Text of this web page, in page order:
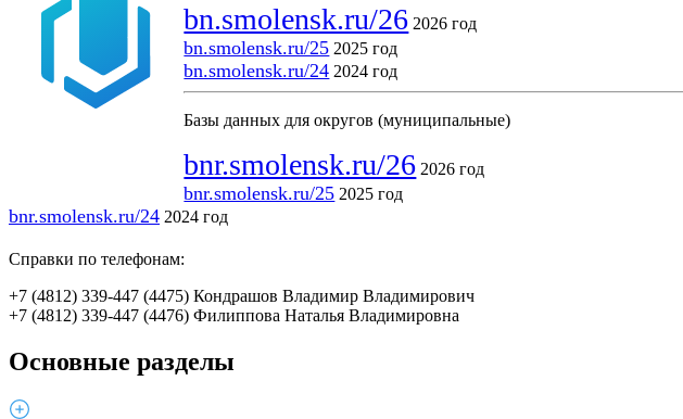
bn.smolensk.ru/26 2026 год
bn.smolensk.ru/25 2025 год
bn.smolensk.ru/24 2024 год
Базы данных для округов (муниципальные)
bnr.smolensk.ru/26 2026 год
bnr.smolensk.ru/25 2025 год
bnr.smolensk.ru/24 2024 год
Справки по телефонам:
+7 (4812) 339-447 (4475) Кондрашов Владимир Владимирович
+7 (4812) 339-447 (4476) Филиппова Наталья Владимировна
Основные разделы